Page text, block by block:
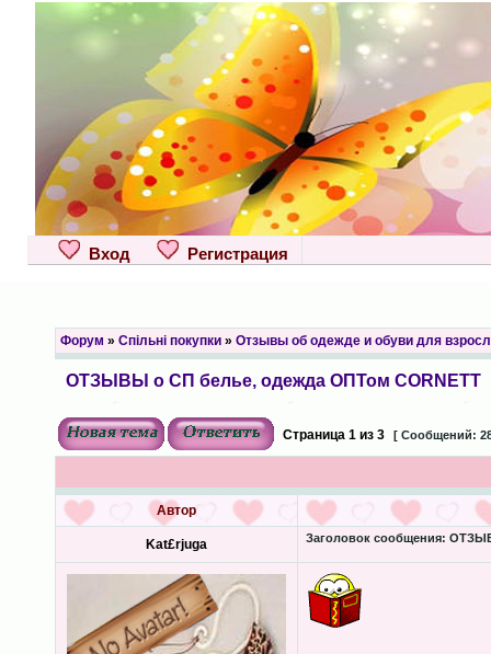
Вход Регистрация
Форум » Спільні покупки» Отзывы об одежде и обуви для
ОТЗЫВЫ о СП белье, одежда ОПТом CORNETT
Страница 1из 3 [ Сообщений:
Автор
Kat£rjuga Заголовок сообщения: